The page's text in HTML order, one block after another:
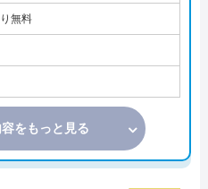
無料
をもっと見る